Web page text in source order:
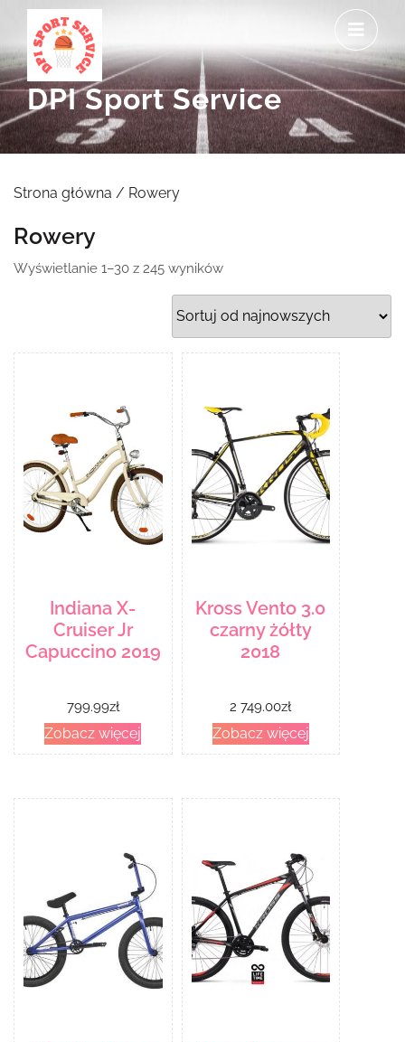
content
DPI Sport Service
Strona główna / Rowery
Rowery
Wyświetlanie 1–30 z 245 wynikówPosortowane
według
najnowszych
Indiana X-
Cruiser Jr
Capuccino 2019
799.99zł
Zobacz więcej
Kross Vento 3.0
czarny żółty
2018
2 749.00zł
Zobacz więcej